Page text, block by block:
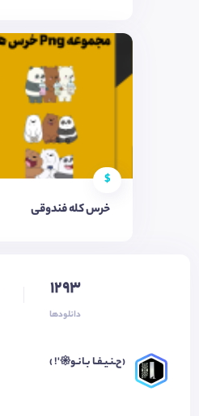
$
خرس کله فندوقی
1293
دانلودها
‹ح‌ـنـیـفـٰا‌ بـانـو𑁍'! › ‌‌